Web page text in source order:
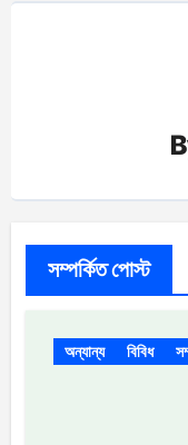
সম্পর্কিত পোস্ট
অন্যান্য বিবিধ